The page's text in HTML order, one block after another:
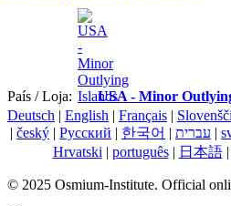
País / Loja: USA - Minor
Deutsch | English | Français |
| český | Pусский | 한국어 | עברית |
Hrvatski | português| 日本語|
© 2025 Osmium-Institute. Official